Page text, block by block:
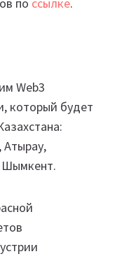
Web3
который будет
Атырау,
Шымкент.